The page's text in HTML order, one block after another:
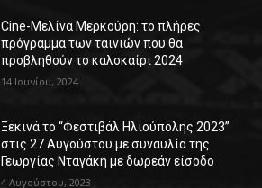
Cine-Μελίνα Μερκούρη: το πλήρες
πρόγραμμα των ταινιών που θα
προβληθούν το καλοκαίρι 2024
14 Ιουνίου, 2024
Ξεκινά το “Φεστιβάλ Ηλιούπολης 2023”
στις 27 Αυγούστου με συναυλία της
Γεωργίας Νταγάκη με δωρεάν είσοδο
4 Αυγούστου, 2023